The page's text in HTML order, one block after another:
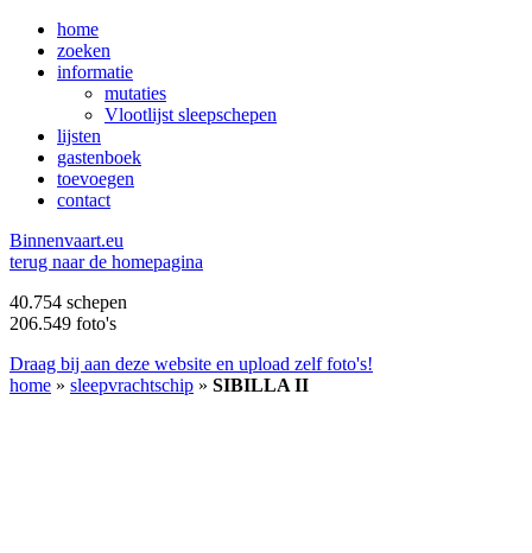
home
zoeken
informatie
mutaties
Vlootlijst sleepschepen
lijsten
gastenboek
toevoegen
contact
Binnenvaart.eu
terug naar de homepagina
40.754 schepen
206.549 foto's
Draag bij aan deze website en upload zelf foto's!
home » sleepvrachtschip » SIBILLA II